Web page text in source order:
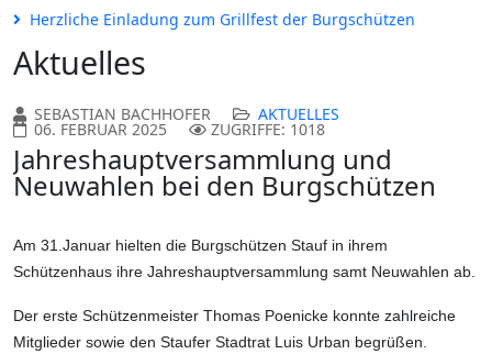
Herzliche Einladung zum Grillfest der Burgschützen
Aktuelles
SEBASTIAN BACHHOFER AKTUELLES
06. FEBRUAR 2025 ZUGRIFFE: 1018
Jahreshauptversammlung und
Neuwahlen bei den Burgschützen
Am 31.Januar hielten die Burgschützen Stauf in ihrem
Schützenhaus ihre Jahreshauptversammlung samt Neuwahlen ab.
Der erste Schützenmeister Thomas Poenicke konnte zahlreiche
Mitglieder sowie den Staufer Stadtrat Luis Urban begrüßen.